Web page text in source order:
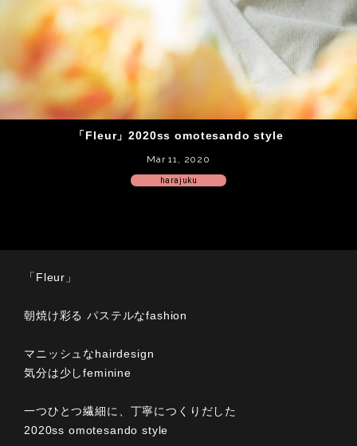
「Fleur」2020ss omotesando style
Mar 11, 2020
harajuku
「Fleur」
朝焼け彩る パステルなfashion
マニッシュなhairdesign
気分は少しfeminine
一つひとつ繊細に、丁寧につくりだした
2020ss omotesando style